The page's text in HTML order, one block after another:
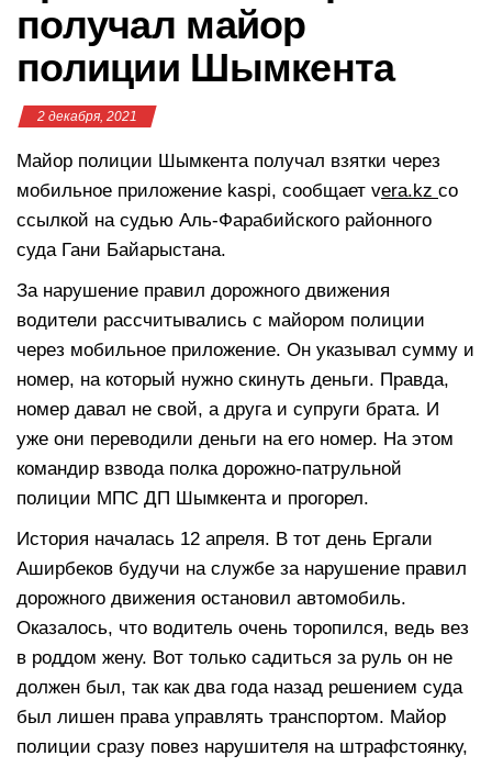
получал майор
полиции Шымкента
2 декабря, 2021
Майор полиции Шымкента получал взятки через
мобильное приложение kaspi, сообщает vera.kz со
ссылкой на судью Аль-Фарабийского районного
суда Гани Байарыстана.
За нарушение правил дорожного движения
водители рассчитывались с майором полиции
через мобильное приложение. Он указывал сумму и
номер, на который нужно скинуть деньги. Правда,
номер давал не свой, а друга и супруги брата. И
уже они переводили деньги на его номер. На этом
командир взвода полка дорожно-патрульной
полиции МПС ДП Шымкента и прогорел.
История началась 12 апреля. В тот день Ергали
Аширбеков будучи на службе за нарушение правил
дорожного движения остановил автомобиль.
Оказалось, что водитель очень торопился, ведь вез
в роддом жену. Вот только садиться за руль он не
должен был, так как два года назад решением суда
был лишен права управлять транспортом. Майор
полиции сразу повез нарушителя на штрафстоянку,